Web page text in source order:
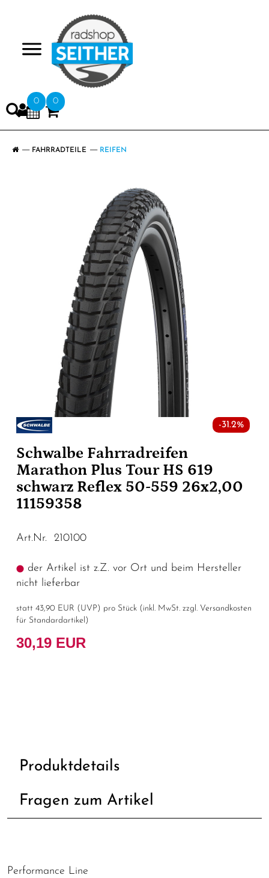
0 0
FAHRRADTEILE REIFEN
-31.2%
Schwalbe Fahrradreifen
Marathon Plus Tour HS 619
schwarz Reflex 50-559 26x2,00
11159358
Art.Nr. 210100
der Artikel ist z.Z. vor Ort und beim Hersteller
nicht lieferbar
statt 43,90 EUR ( UVP ) pro Stück (inkl. MwSt. zzgl. Versandkosten
für Standardartikel )
30,19 EUR
Produktdetails
Fragen zum Artikel
Performance Line